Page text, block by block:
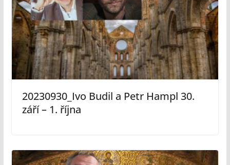
20230930_Ivo Budil a Petr Hampl 30.
září – 1. října